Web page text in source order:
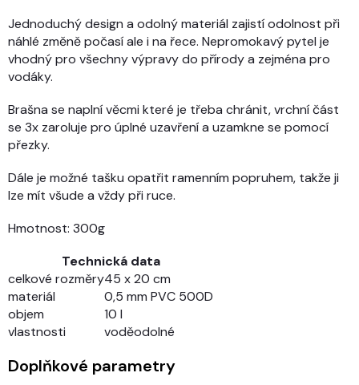
Jednoduchý design a odolný materiál zajistí odolnost při
náhlé změně počasí ale i na řece. Nepromokavý pytel je
vhodný pro všechny výpravy do přírody a zejména pro
vodáky.
Brašna se naplní věcmi které je třeba chránit, vrchní část
se 3x zaroluje pro úplné uzavření a uzamkne se pomocí
přezky.
Dále je možné tašku opatřit ramenním popruhem, takže ji
lze mít všude a vždy při ruce.
Hmotnost: 300g
Technická data
celkové rozměry45 x 20 cm
materiál
0,5 mm PVC 500D
objem
10 l
vlastnosti
voděodolné
Doplňkové parametry